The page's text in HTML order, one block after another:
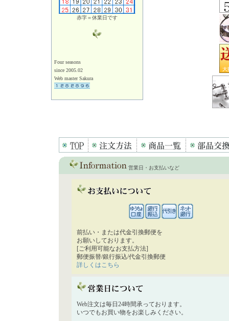
赤字＝休業日です
Four seasons
since 2005.02
Web master Sakura
営業日・お支払いなど
前払い・または代金引換郵便を
お願いしております。
[ご利用可能なお支払方法]
郵便振替/銀行振込/代金引換郵便
詳しくはこちら
Web注文は毎日24時間承っております。
いつでもお買い物をお楽しみください。